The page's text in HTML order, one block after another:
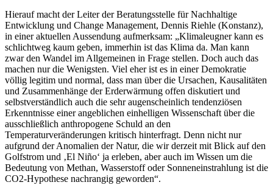
Hierauf macht der Leiter der Beratungsstelle für Nachhaltige
Entwicklung und Change Management, Dennis Riehle (Konstanz),
in einer aktuellen Aussendung aufmerksam: „Klimaleugner kann es
schlichtweg kaum geben, immerhin ist das Klima da. Man kann
zwar den Wandel im Allgemeinen in Frage stellen. Doch auch das
machen nur die Wenigsten. Viel eher ist es in einer Demokratie
völlig legitim und normal, dass man über die Ursachen, Kausalitäten
und Zusammenhänge der Erderwärmung offen diskutiert und
selbstverständlich auch die sehr augenscheinlich tendenziösen
Erkenntnisse einer angeblichen einhelligen Wissenschaft über die
ausschließlich anthropogene Schuld an den
Temperaturveränderungen kritisch hinterfragt. Denn nicht nur
aufgrund der Anomalien der Natur, die wir derzeit mit Blick auf den
Golfstrom und ‚El Niño‘ ja erleben, aber auch im Wissen um die
Bedeutung von Methan, Wasserstoff oder Sonneneinstrahlung ist die
CO2-Hypothese nachrangig geworden“.